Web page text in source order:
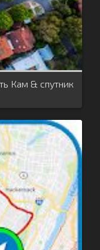
Кам & спутник